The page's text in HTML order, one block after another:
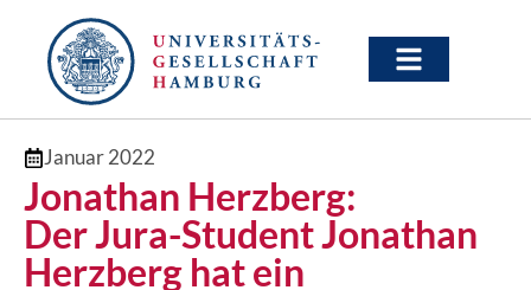
Januar 2022
Jonathan Herzberg:
Der Jura-Student Jonathan
Herzberg hat ein